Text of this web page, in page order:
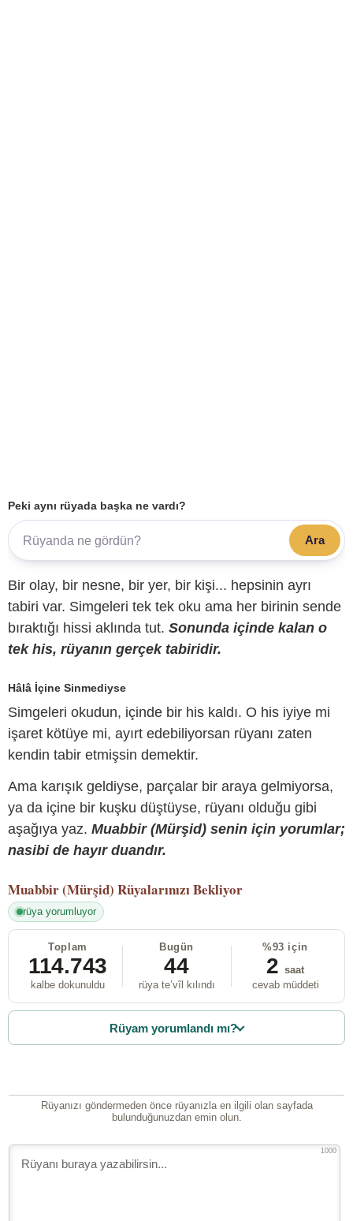
Peki aynı rüyada başka ne vardı?
Ara
Bir olay, bir nesne, bir yer, bir kişi... hepsinin ayrı
tabiri var. Simgeleri tek tek oku ama her birinin sende
bıraktığı hissi aklında tut. Sonunda içinde kalan o
tek his, rüyanın gerçek tabiridir.
Hâlâ İçine Sinmediyse
Simgeleri okudun, içinde bir his kaldı. O his iyiye mi
işaret kötüye mi, ayırt edebiliyorsan rüyanı zaten
kendin tabir etmişsin demektir.
Ama karışık geldiyse, parçalar bir araya gelmiyorsa,
ya da içine bir kuşku düştüyse, rüyanı olduğu gibi
aşağıya yaz. Muabbir (Mürşid) senin için yorumlar;
nasibi de hayır duandır.
Muabbir (Mürşid) Rüyalarınızı Bekliyor
rüya yorumluyor
Toplam
114.743
kalbe dokunuldu
Bugün
44
rüya te’vîl kılındı
%93 için
2 saat
cevab müddeti
Rüyam yorumlandı mı?
Rüyanızı göndermeden önce rüyanızla en ilgili olan sayfada
bulunduğunuzdan emin olun.
1000